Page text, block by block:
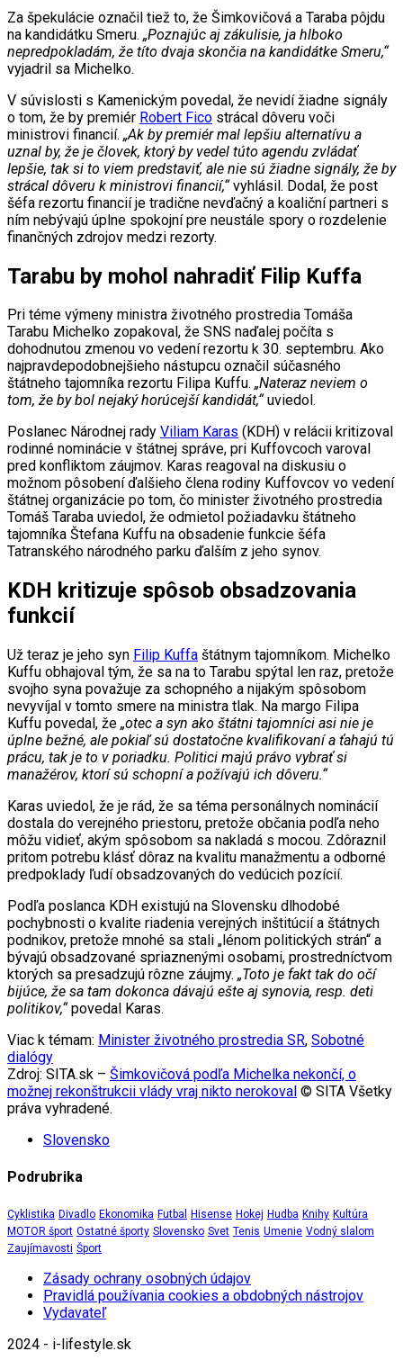
Za špekulácie označil tiež to, že Šimkovičová a Taraba pôjdu
na kandidátku Smeru. „Poznajúc aj zákulisie, ja hlboko
nepredpokladám, že títo dvaja skončia na kandidátke Smeru,“
vyjadril sa Michelko.
V súvislosti s Kamenickým povedal, že nevidí žiadne signály
o tom, že by premiér Robert Fico strácal dôveru voči
ministrovi financií. „Ak by premiér mal lepšiu alternatívu a
uznal by, že je človek, ktorý by vedel túto agendu zvládať
lepšie, tak si to viem predstaviť, ale nie sú žiadne signály, že by
strácal dôveru k ministrovi financií,“vyhlásil. Dodal, že post
šéfa rezortu financií je tradične nevďačný a koaliční partneri s
ním nebývajú úplne spokojní pre neustále spory o rozdelenie
finančných zdrojov medzi rezorty.
Tarabu by mohol nahradiť Filip Kuffa
Pri téme výmeny ministra životného prostredia Tomáša
Tarabu Michelko zopakoval, že SNS naďalej počíta s
dohodnutou zmenou vo vedení rezortu k 30. septembru. Ako
najpravdepodobnejšieho nástupcu označil súčasného
štátneho tajomníka rezortu Filipa Kuffu. „Nateraz neviem o
tom, že by bol nejaký horúcejší kandidát,“ uviedol.
Poslanec Národnej rady Viliam Karas (KDH) v relácii kritizoval
rodinné nominácie v štátnej správe, pri Kuffovcoch varoval
pred konfliktom záujmov. Karas reagoval na diskusiu o
možnom pôsobení ďalšieho člena rodiny Kuffovcov vo vedení
štátnej organizácie po tom, čo minister životného prostredia
Tomáš Taraba uviedol, že odmietol požiadavku štátneho
tajomníka Štefana Kuffu na obsadenie funkcie šéfa
Tatranského národného parku ďalším z jeho synov.
KDH kritizuje spôsob obsadzovania
funkcií
Už teraz je jeho syn Filip Kuffa štátnym tajomníkom. Michelko
Kuffu obhajoval tým, že sa na to Tarabu spýtal len raz, pretože
svojho syna považuje za schopného a nijakým spôsobom
nevyvíjal v tomto smere na ministra tlak. Na margo Filipa
Kuffu povedal, že „otec a syn ako štátni tajomníci asi nie je
úplne bežné, ale pokiaľ sú dostatočne kvalifikovaní a ťahajú tú
prácu, tak je to v poriadku. Politici majú právo vybrať si
manažérov, ktorí sú schopní a požívajú ich dôveru.“
Karas uviedol, že je rád, že sa téma personálnych nominácií
dostala do verejného priestoru, pretože občania podľa neho
môžu vidieť, akým spôsobom sa nakladá s mocou. Zdôraznil
pritom potrebu klásť dôraz na kvalitu manažmentu a odborné
predpoklady ľudí obsadzovaných do vedúcich pozícií.
Podľa poslanca KDH existujú na Slovensku dlhodobé
pochybnosti o kvalite riadenia verejných inštitúcií a štátnych
podnikov, pretože mnohé sa stali „lénom politických strán“ a
bývajú obsadzované spriaznenými osobami, prostredníctvom
ktorých sa presadzujú rôzne záujmy. „Toto je fakt tak do očí
bijúce, že sa tam dokonca dávajú ešte aj synovia, resp. deti
politikov,“ povedal Karas.
Viac k témam: Minister životného prostredia SR, Sobotné
dialógy
Zdroj: SITA.sk – Šimkovičová podľa Michelka nekončí, o
možnej rekonštrukcii vlády vraj nikto nerokoval © SITA Všetky
práva vyhradené.
Slovensko
Podrubrika
Cyklistika Divadlo Ekonomika Futbal Hisense Hokej Hudba Knihy Kultúra
MOTOR šport Ostatné športy Slovensko Svet Tenis Umenie Vodný slalom
Zaujímavosti Šport
Zásady ochrany osobných údajov
Pravidlá používania cookies a obdobných nástrojov
Vydavateľ
2024 - i-lifestyle.sk